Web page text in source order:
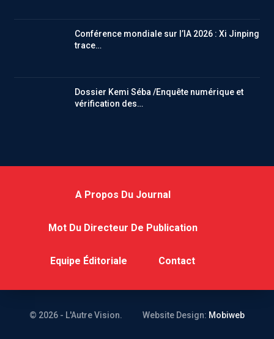
Conférence mondiale sur l’IA 2026 : Xi Jinping
trace…
Dossier Kemi Séba /Enquête numérique et
vérification des…
A Propos Du Journal
Mot Du Directeur De Publication
Equipe Éditoriale Contact
© 2026 - L'Autre Vision. Website Design: Mobiweb